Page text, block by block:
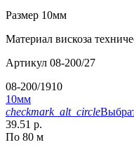
Размер 10мм
Материал вискоза
Артикул 08-200/27
08-200/1910
10мм
checkmark_alt_circle
39.51 р.
По 80 м